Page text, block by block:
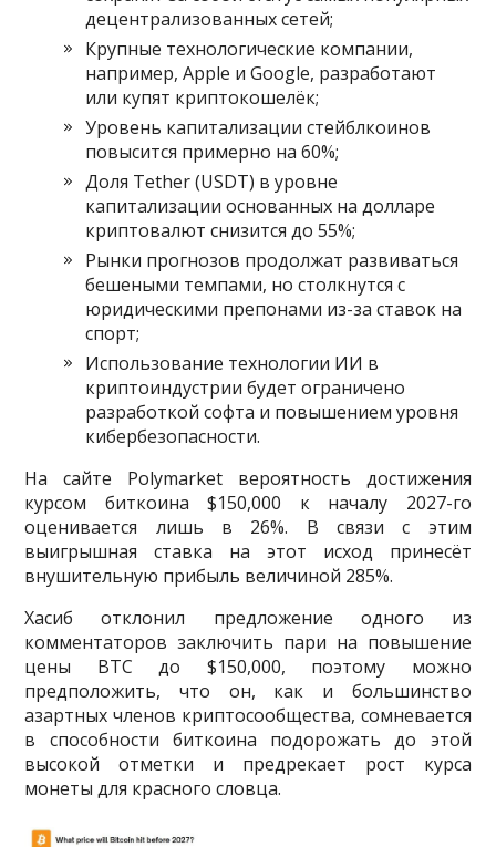
децентрализованных сетей;
Крупные технологические компании,
например, Apple и Google, разработают
или купят криптокошелёк;
Уровень капитализации стейблкоинов
повысится примерно на 60%;
Доля Tether (USDT) в уровне
капитализации основанных на долларе
криптовалют снизится до 55%;
Рынки прогнозов продолжат развиваться
бешеными темпами, но столкнутся с
юридическими препонами из-за ставок на
спорт;
Использование технологии ИИ в
криптоиндустрии будет ограничено
разработкой софта и повышением уровня
кибербезопасности.
На сайте Polymarket вероятность достижения
курсом биткоина $150,000 к началу 2027-го
оценивается лишь в 26%. В связи с этим
выигрышная ставка на этот исход принесёт
внушительную прибыль величиной 285%.
Хасиб отклонил предложение одного из
комментаторов заключить пари на повышение
цены BTC до $150,000, поэтому можно
предположить, что он, как и большинство
азартных членов криптосообщества, сомневается
в способности биткоина подорожать до этой
высокой отметки и предрекает рост курса
монеты для красного словца.